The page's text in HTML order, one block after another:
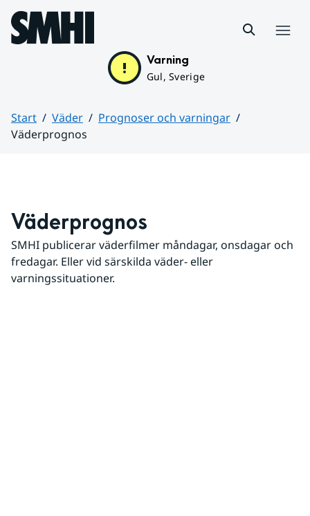
Hoppa till sidans innehåll
Varning
Gul, Sverige
Start Väder
Prognoser och varningar
Väderprognos
Väderprognos
SMHI publicerar väderfilmer måndagar, onsdagar och
fredagar. Eller vid särskilda väder- eller
varningssituationer.